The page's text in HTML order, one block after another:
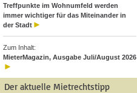
Treffpunkte im Wohnumfeld werden
immer wichtiger für das Miteinander in
der Stadt
Zum Inhalt:
MieterMagazin, Ausgabe Juli/August 2026
Der aktuelle Mietrechtstipp